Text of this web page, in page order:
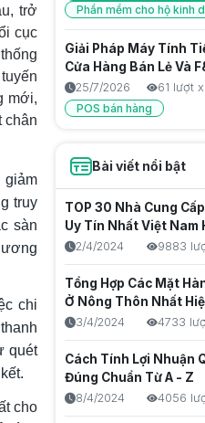
trở
cục
mới,
chân
giảm
truy
sàn
chi
quét
cho
Phần mềm cho hộ kinh
Giải Pháp Máy Tính
Cửa Hàng Bán Lẻ Và
Vận Hành, Kiểm Soát
Chặt Chẽ
25/7/2026
61 lượt
POS bán hàng
Doanh: Tối Ưu Vận
25/7/2026 65 lượt
Thu nhập thụ động là
nguồn thu bền vững
25/7/2026 52 lượt
Đánh Giá Top 5 Máy
Tiền Nhỏ Gọn, Giá Rẻ
24/7/2026
68 lượt
POS bán hàng
Máy pos cầm tay tối
takeaway, quán cafe
Bài viết nổi bật
TOP 30 Nhà Cung
Uy Tín Nhất Việt Nam
2/4/2024 9883
Tổng Hợp Các Mặt
Ở Nông Thôn Nhất
3/4/2024 4733
Cách Tính Lợi Nhuận
Đúng Chuẩn Từ A - Z
8/4/2024 4056